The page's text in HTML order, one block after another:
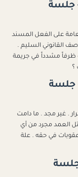
لسنة ۹٤ ق - جلسة
على الفعل المسند
القانوني السليم .
ظرفاً مشدداً في جريمة
؟
لسنة ۹٤ ق - جلسة
. غير مجد . ما دامت
العمد مجرد من أي
مشددة . لا يغير من ذلك إعماله المادة ١٧ عقوبات في حقه . علة
لسنة ۹٥ ق - جلسة